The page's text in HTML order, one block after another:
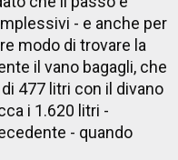
- e anche per
modo di trovare la
il vano bagagli, che
477 litri con il divano
i 1.620 litri -
- quando